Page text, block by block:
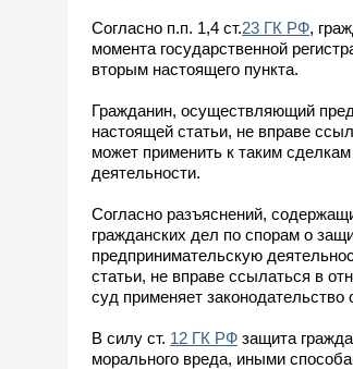
Согласно п.п. 1,4 ст.23 ГК РФ,
момента государственной
вторым настоящего пункта.
Гражданин, осуществляющий
настоящей статьи, не вправе
может применить к таким
деятельности.
Согласно разъяснений,
гражданских дел по спорам о
предпринимательскую
статьи, не вправе ссылаться в
суд применяет
В силу ст. 12 ГК РФ защита
морального вреда, иными